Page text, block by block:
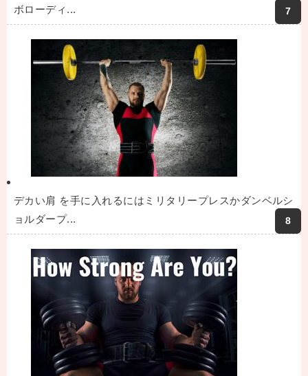
ボローディ...
デカい肩 を手に入れるにはミリタリープレスかダンベルシ
ョルダープ...